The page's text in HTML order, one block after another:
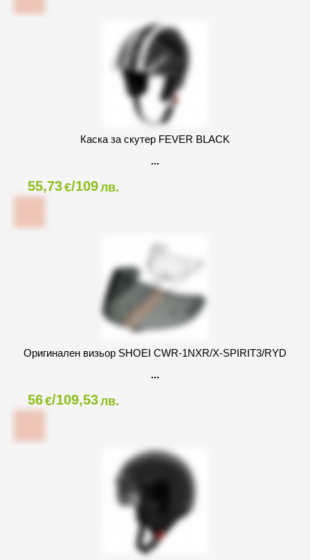
Каска за скутер FEVER BLACK
55,73€/109лв.
Оригинален визьор SHOEI CWR-1NXR/X-SPIRIT3/RYD
56€/109,53лв.